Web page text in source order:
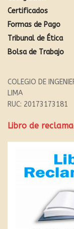
Certificados
Formas de Pago
Tribunal de Ética
Bolsa de Trabajo
COLEGIO DE
LIMA
RUC: 20173173181
Libro de